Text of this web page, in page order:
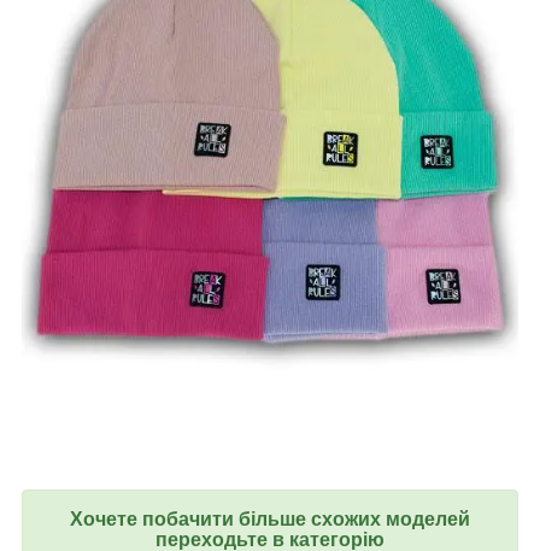
Хочете побачити більше схожих моделей
переходьте в категорію